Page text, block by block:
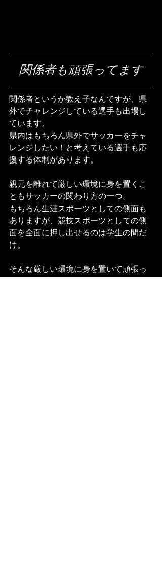
関係者も頑張ってます
関係者というか教え子なんですが、県
外でチャレンジしている選手も出場し
ています。
県内はもちろん県外でサッカーをチャ
レンジしたい！と考えている選手も応
援する体制があります。
親元を離れて厳しい環境に身を置くこ
ともサッカーの関わり方の一つ。
もちろん生涯スポーツとしての側面も
ありますが、競技スポーツとしての側
面を全面に押し出せるのは学生の間だ
け。
そんな厳しい環境に身を置いて頑張っ